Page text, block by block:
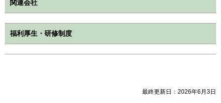
関連会社
福利厚生・研修制度
最終更新日：2026年6月3日